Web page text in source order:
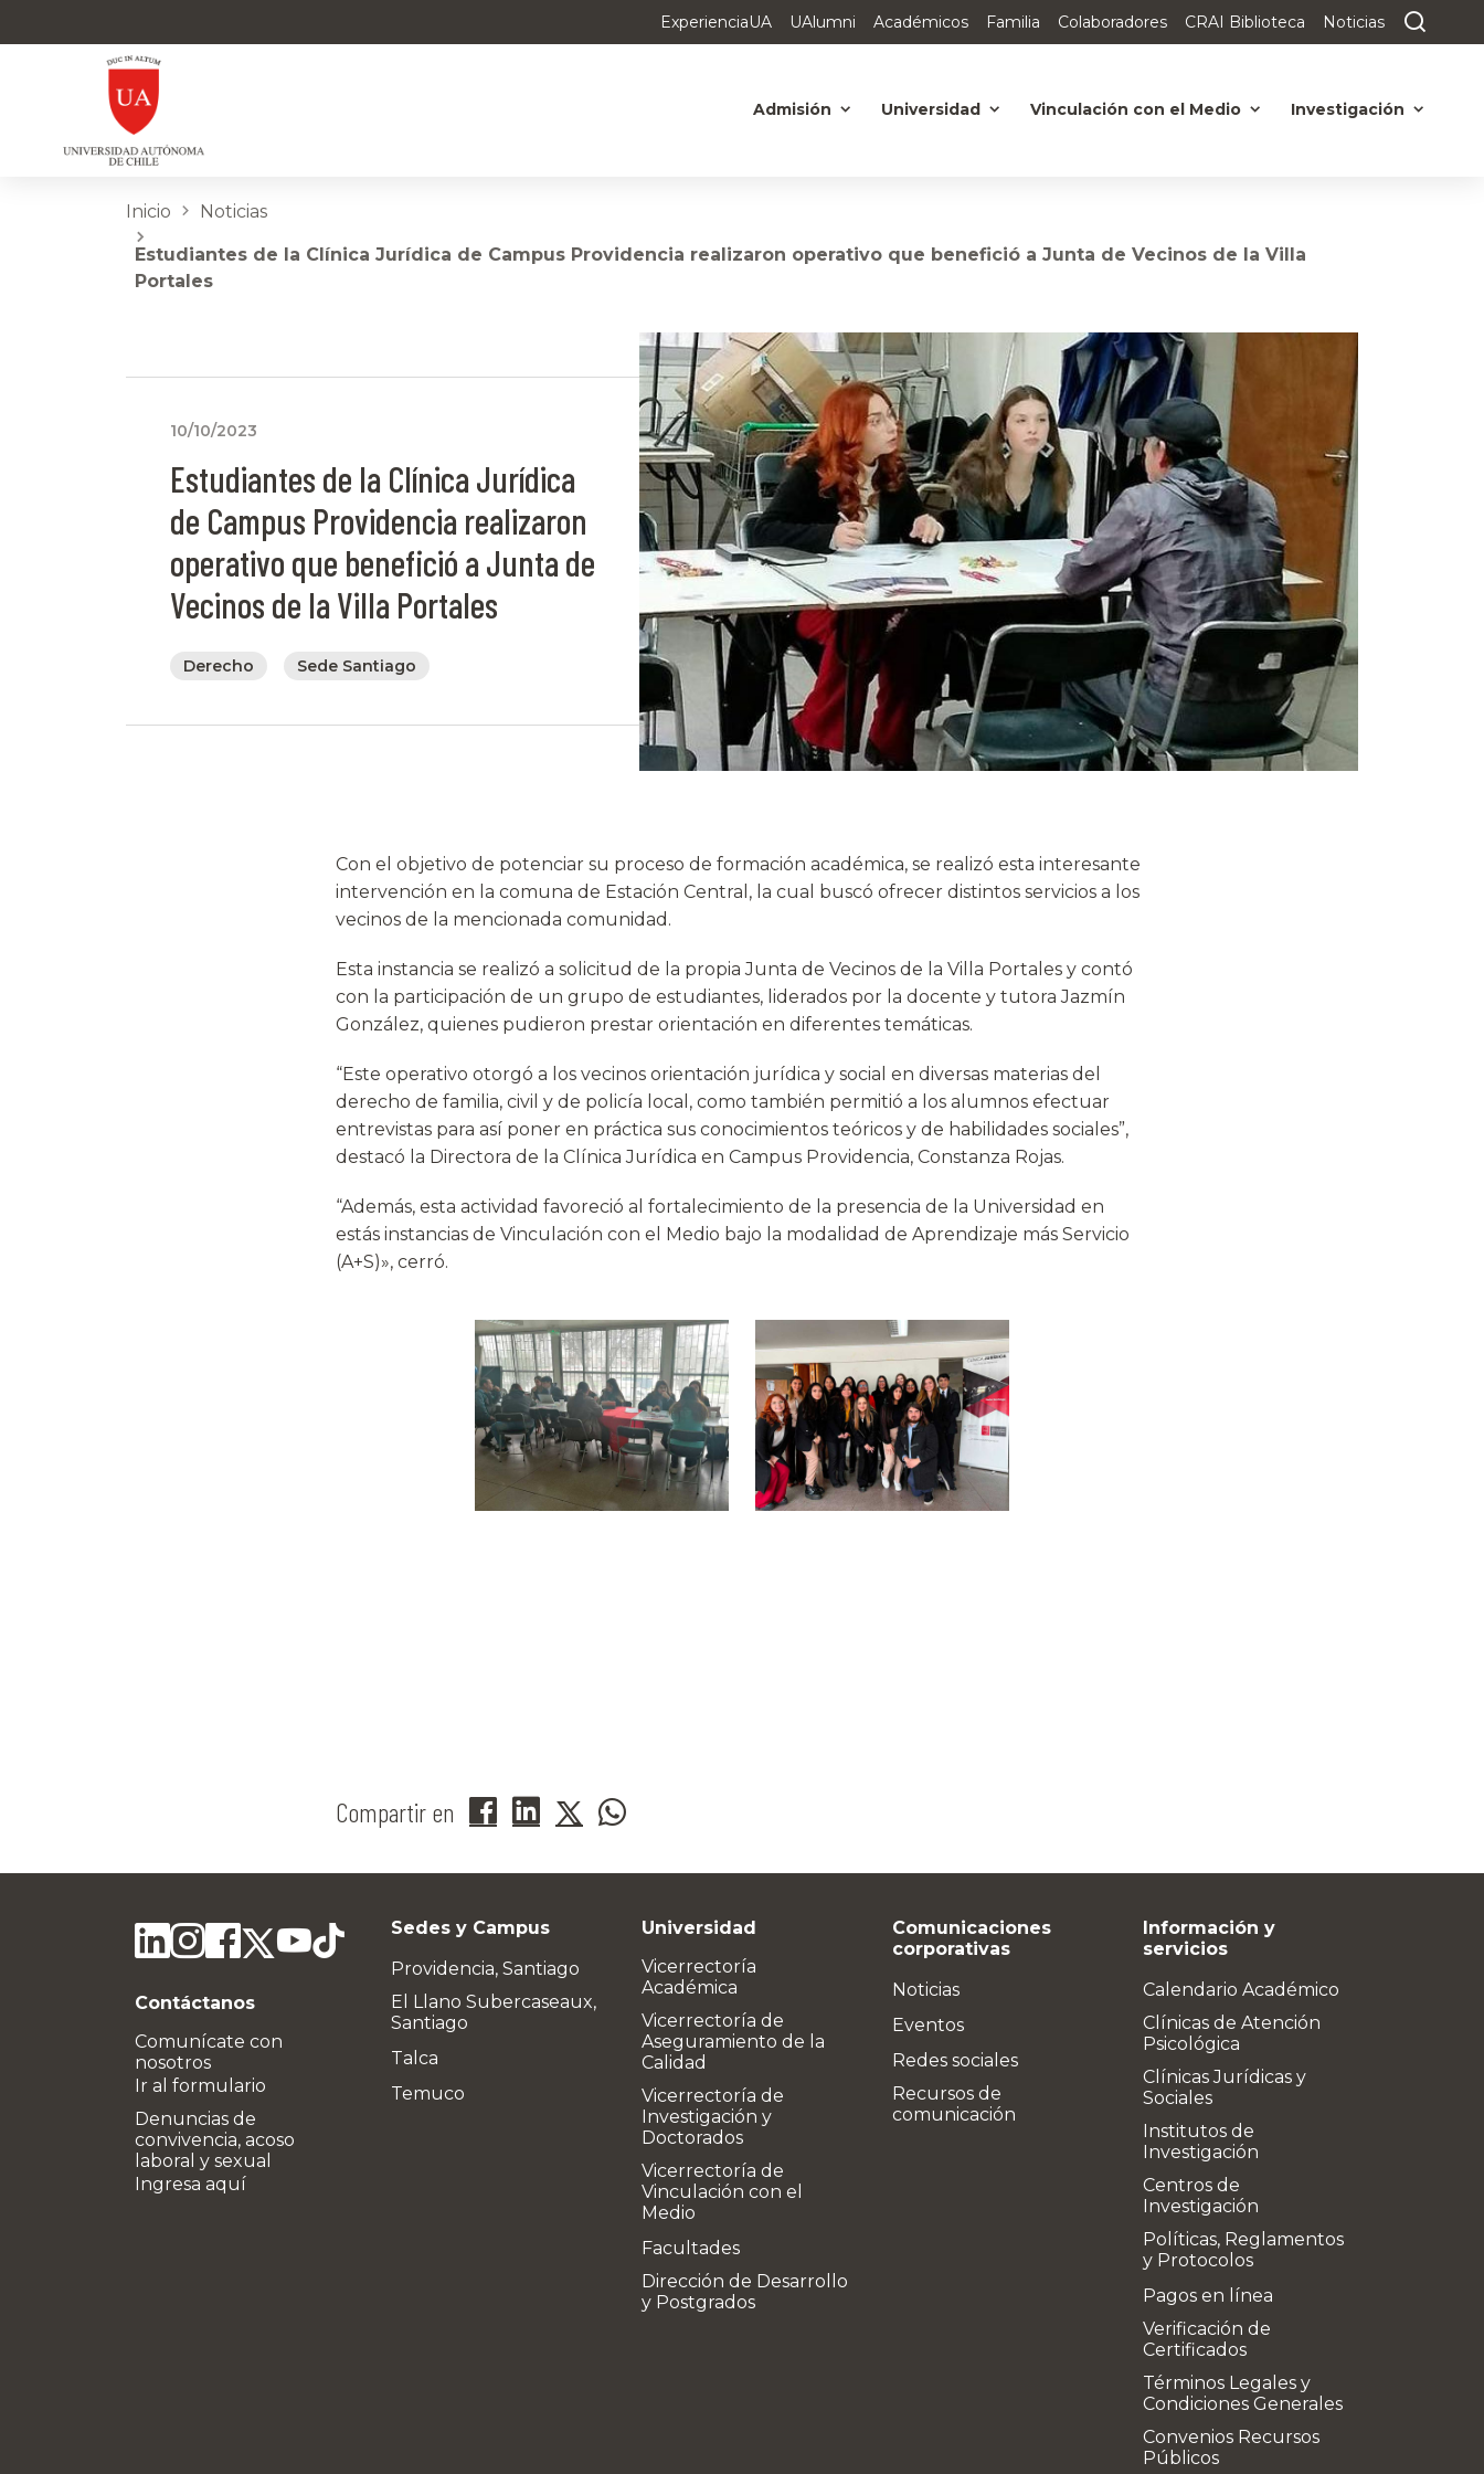
ExperienciaUA UAlumni Académicos Familia Colaboradores CRAI Biblioteca Noticias
Admisión Universidad Vinculación con el Medio Investigación
Inicio Noticias
Estudiantes de la Clínica Jurídica de Campus Providencia realizaron operativo que benefició a Junta de Vecinos de la Villa
Portales
10/10/2023
Estudiantes de la Clínica Jurídica
de Campus Providencia realizaron
operativo que benefició a Junta de
Vecinos de la Villa Portales
Derecho Sede Santiago
Con el objetivo de potenciar su proceso de formación académica, se realizó esta interesante
intervención en la comuna de Estación Central, la cual buscó ofrecer distintos servicios a los
vecinos de la mencionada comunidad.
Esta instancia se realizó a solicitud de la propia Junta de Vecinos de la Villa Portales y contó
con la participación de un grupo de estudiantes, liderados por la docente y tutora Jazmín
González, quienes pudieron prestar orientación en diferentes temáticas.
“Este operativo otorgó a los vecinos orientación jurídica y social en diversas materias del
derecho de familia, civil y de policía local, como también permitió a los alumnos efectuar
entrevistas para así poner en práctica sus conocimientos teóricos y de habilidades sociales”,
destacó la Directora de la Clínica Jurídica en Campus Providencia, Constanza Rojas.
“Además, esta actividad favoreció al fortalecimiento de la presencia de la Universidad en
estás instancias de Vinculación con el Medio bajo la modalidad de Aprendizaje más Servicio
(A+S)», cerró.
Compartir en
Contáctanos
Comunícate con
nosotros
Ir al formulario
Denuncias de
convivencia, acoso
laboral y sexual
Ingresa aquí
Sedes y Campus
Providencia, Santiago
El Llano Subercaseaux,
Santiago
Talca
Temuco
Universidad
Vicerrectoría
Académica
Vicerrectoría de
Aseguramiento de la
Calidad
Vicerrectoría de
Investigación y
Doctorados
Vicerrectoría de
Vinculación con el
Medio
Facultades
Dirección de Desarrollo
y Postgrados
Comunicaciones
corporativas
Noticias
Eventos
Redes sociales
Recursos de
comunicación
Información y
servicios
Calendario Académico
Clínicas de Atención
Psicológica
Clínicas Jurídicas y
Sociales
Institutos de
Investigación
Centros de
Investigación
Políticas, Reglamentos
y Protocolos
Pagos en línea
Verificación de
Certificados
Términos Legales y
Condiciones Generales
Convenios Recursos
Públicos